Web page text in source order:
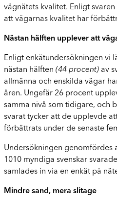
vägnätets kvalitet. Enligt
att vägarnas kvalitet har
Nästan hälften upplever att
Enligt enkätundersökningen vi
nästan hälften (44 procent) av
allmänna och enskilda vägar
åren. Ungefär 26 procent
samma nivå som tidigare, och
svarat tycker att de upplevde
förbättrats under de senaste
Undersökningen genomfördes
1010 myndiga svenskar
samlades in via en enkät på
Mindre sand, mera slitage